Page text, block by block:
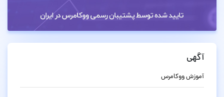
آگهی
آموزش ووکامرس